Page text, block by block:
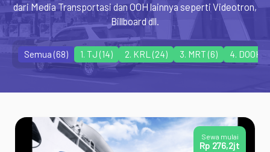
dari Media Transportasi dan OOH lainnya seperti Videotron,
Billboard dll.
Semua (68) 1. TJ (14) 2. KRL (24) 3. MRT (6) 4. DOOH
Sewa mulai
Rp 276,2jt